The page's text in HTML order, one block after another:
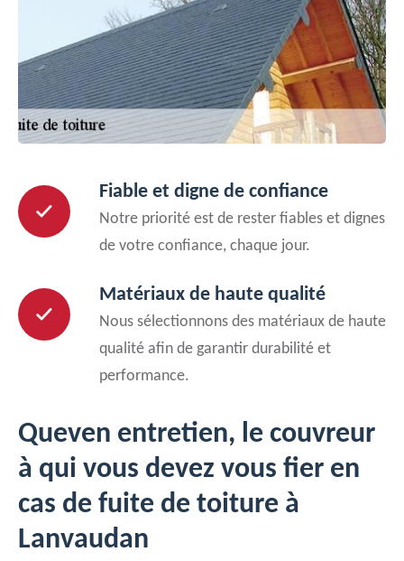
Fiable et digne de confiance
Notre priorité est de rester fiables et dignes
de votre confiance, chaque jour.
Matériaux de haute qualité
Nous sélectionnons des matériaux de haute
qualité afin de garantir durabilité et
performance.
Queven entretien, le couvreur
à qui vous devez vous fier en
cas de fuite de toiture à
Lanvaudan